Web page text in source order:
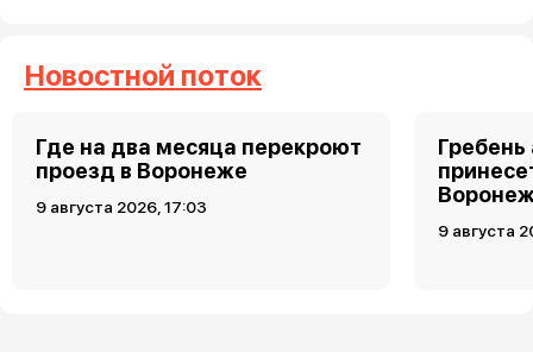
Новостной поток
Где на два месяца перекроют
проезд в Воронеже
9 августа 2026, 17:03
9 августа